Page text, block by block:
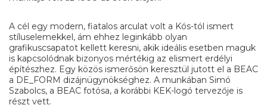
A cél egy modern, fiatalos arculat volt a Kós-tól ismert
stíluselemekkel, ám ehhez leginkább olyan
grafikuscsapatot kellett keresni, akik ideális esetben maguk
is kapcsolódnak bizonyos mértékig az elismert erdélyi
építészhez. Egy közös ismerősön keresztül jutott el a BEAC
a DE_FORM dizájnügynökséghez. A munkában Simó
Szabolcs, a BEAC fotósa, a korábbi KEK-logó tervezője is
részt vett.